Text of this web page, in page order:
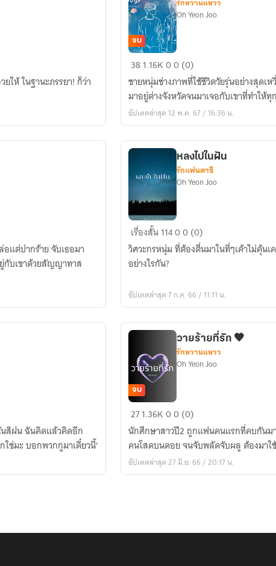
baby)
ให้ ในฐานะภรรยา! ก็ว่า
ขอ
รัก
สวยงาม
(Until
meet
again)
จบ
Oh Yeon Joo
381.16K00 (0)
ชายหนุ่มช่างภาพที่ใช้ชีวิตวัยรุ่นอย่างสุดเ
มาอยู่ต่างจังหวัดจนมาเจอกับเขาที่ทำให้ทุ
อัปเดตล่าสุด 12 พ.ค. 67 / 16:36 น.
แต่ปากร้าย จับเธอมา
ยู่กับเขาด้วยสัญญาทาส
หลง
ไป
ใน
ฝัน
หลงไปในฝัน
รักแฟนตาซี
Oh Yeon Joo
เรื่องสั้น11400 (0)
วิศวะกรหนุ่ม ที่ต้องตื่นมาในที่ๆเค้าไม่คุ้น
อย่างไรกัน?
อัปเดตล่าสุด 7 ก.ค. 66 / 11:11 น.
นสิฝน ฉันคิดแล้วคิดอีก
ใช่มะ บอกพวกกูมาเดี๋ยวนี้’
วาย
ร้าย
ที่รัก
🖤
จบ
วายร้ายที่รัก 🖤
รักหวานแหวว
Oh Yeon Joo
271.36K00 (0)
นักศึกษาสาวปี2 ถูกแฟนคนแรกที่คบกันม
คนโสดบนดอย จนจับพลัดจับผลู ต้องมาใ
อัปเดตล่าสุด 27 มิ.ย. 66 / 20:17 น.